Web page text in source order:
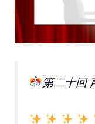
第二十回